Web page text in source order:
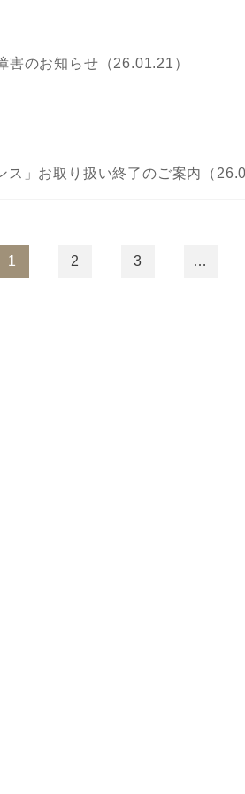
害のお知らせ（26.01.21）
ス」お取り扱い終了のご案内（
1 2 3 …